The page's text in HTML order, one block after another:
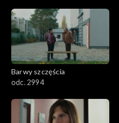
2201–2300
2101–2200
2001–2100
1801–1900
Barwy szczęścia
odc. 2994